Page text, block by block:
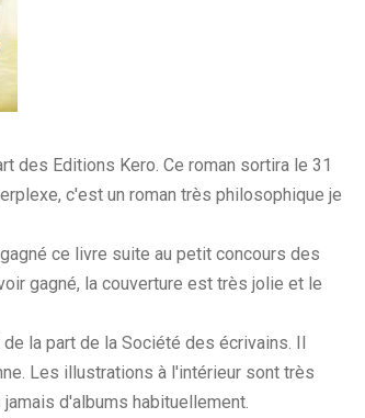
des Editions Kero. Ce roman sortira le 31
c'est un roman très philosophique je
ce livre suite au petit concours des
gagné, la couverture est très jolie et le
de la part de la Société des écrivains. Il
Les illustrations à l'intérieur sont très
d'albums habituellement.